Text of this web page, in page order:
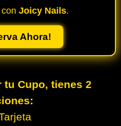
Joicy Nails.
Ahora!
tu Cupo, tienes 2